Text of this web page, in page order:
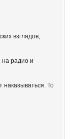
взглядов,
на радио и
наказываться. То